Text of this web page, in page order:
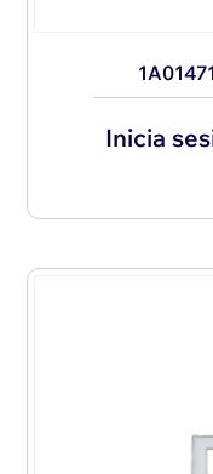
Inicia